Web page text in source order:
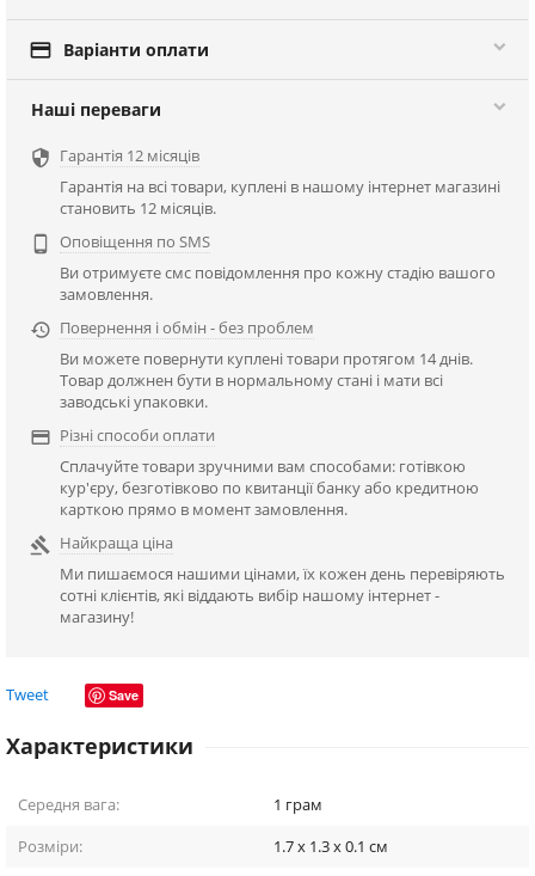
 Варіанти оплати
Наші переваги
 Гарантія 12 місяців
Гарантія на всі товари, куплені в нашому інтернет магазині
становить 12 місяців.

Оповіщення по SMS
Ви отримуєте смс повідомлення про кожну стадію вашого
замовлення.
 Повернення і обмін - без проблем
Ви можете повернути куплені товари протягом 14 днів.
Товар должнен бути в нормальному стані і мати всі
заводські упаковки.
 Різні способи оплати
Сплачуйте товари зручними вам способами: готівкою
кур'єру, безготівково по квитанції банку або кредитною
карткою прямо в момент замовлення.
 Найкраща ціна
Ми пишаємося нашими цінами, їх кожен день перевіряють
сотні клієнтів, які віддають вибір нашому інтернет -
магазину!
Tweet Save
Характеристики
Середня вага: 1 грам
Розміри:
1.7 x 1.3 x 0.1 см